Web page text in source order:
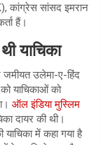
कांग्रेस सांसद इमरान
हैं।
याचिका
जमीयत उलेमा-ए-हिंद
याचिकाओं को
ऑल इंडिया मुस्लिम
दायर की थी।
में कहा गया है